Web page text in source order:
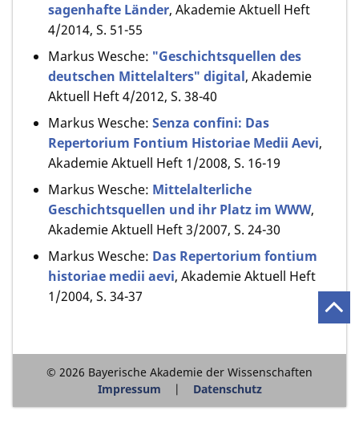
sagenhafte Länder, Akademie Aktuell Heft
4/2014, S. 51-55
Markus Wesche: "Geschichtsquellen des
deutschen Mittelalters" digital, Akademie
Aktuell Heft 4/2012, S. 38-40
Markus Wesche: Senza confini: Das
Repertorium Fontium Historiae Medii Aevi,
Akademie Aktuell Heft 1/2008, S. 16-19
Markus Wesche: Mittelalterliche
Geschichtsquellen und ihr Platz im WWW,
Akademie Aktuell Heft 3/2007, S. 24-30
Markus Wesche: Das Repertorium fontium
historiae medii aevi, Akademie Aktuell Heft
1/2004, S. 34-37
© 2026 Bayerische Akademie der Wissenschaften
Impressum
Datenschutz